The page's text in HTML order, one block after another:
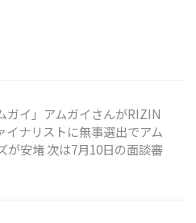
ガイ」アムガイさんがRIZIN
イナリストに無事選出でアム
が安堵 次は7月10日の面談審